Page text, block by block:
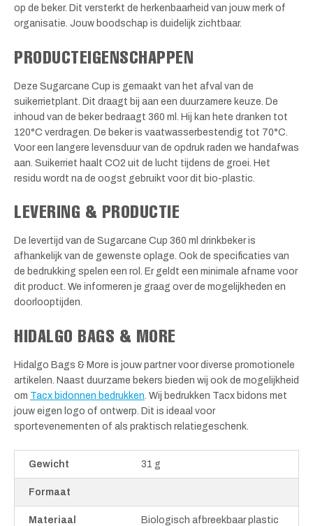
op de beker. Dit versterkt de herkenbaarheid van jouw merk of
organisatie. Jouw boodschap is duidelijk zichtbaar.
PRODUCTEIGENSCHAPPEN
Deze Sugarcane Cup is gemaakt van het afval van de
suikerrietplant. Dit draagt bij aan een duurzamere keuze. De
inhoud van de beker bedraagt 360 ml. Hij kan hete dranken tot
120°C verdragen. De beker is vaatwasserbestendig tot 70°C.
Voor een langere levensduur van de opdruk raden we handafwas
aan. Suikerriet haalt CO2 uit de lucht tijdens de groei. Het
residu wordt na de oogst gebruikt voor dit bio-plastic.
LEVERING & PRODUCTIE
De levertijd van de Sugarcane Cup 360 ml drinkbeker is
afhankelijk van de gewenste oplage. Ook de specificaties van
de bedrukking spelen een rol. Er geldt een minimale afname voor
dit product. We informeren je graag over de mogelijkheden en
doorlooptijden.
HIDALGO BAGS & MORE
Hidalgo Bags & More is jouw partner voor diverse promotionele
artikelen. Naast duurzame bekers bieden wij ook de mogelijkheid
om Tacx bidonnen bedrukken . Wij bedrukken Tacx bidons met
jouw eigen logo of ontwerp. Dit is ideaal voor
sportevenementen of als praktisch relatiegeschenk.
Gewicht 31 g
Formaat
Materiaal Biologisch afbreekbaar plastic